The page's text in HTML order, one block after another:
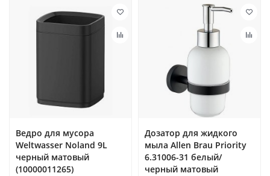
Ведро для мусора
Weltwasser Noland 9L
черный матовый
(10000011265)
Дозатор для жидкого
мыла Allen Brau Priority
6.31006-31 белый/
черный матовый